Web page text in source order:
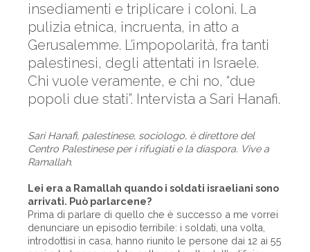
insediamenti e triplicare i coloni. La
pulizia etnica, incruenta, in atto a
Gerusalemme. L’impopolarità, fra tanti
palestinesi, degli attentati in Israele.
Chi vuole veramente, e chi no, “due
popoli due stati”. Intervista a Sari Hanafi.
Sari Hanafi, palestinese, sociologo, è direttore del
Centro Palestinese per i rifugiati e la diaspora. Vive a
Ramallah.
Lei era a Ramallah quando i soldati israeliani sono
arrivati. Può parlarcene?
Prima di parlare di quello che è successo a me vorrei
denunciare un episodio terribile: i soldati, una volta,
introdottisi in casa, hanno riunito le persone dai 12 ai 55